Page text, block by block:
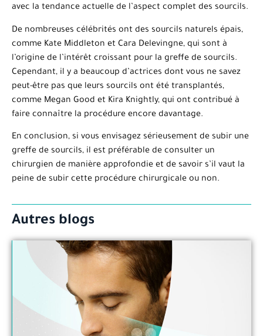
avec la tendance actuelle de l’aspect complet des sourcils.
De nombreuses célébrités ont des sourcils naturels épais,
comme Kate Middleton et Cara Delevingne, qui sont à
l’origine de l’intérêt croissant pour la greffe de sourcils.
Cependant, il y a beaucoup d’actrices dont vous ne savez
peut-être pas que leurs sourcils ont été transplantés,
comme Megan Good et Kira Knightly, qui ont contribué à
faire connaître la procédure encore davantage.
En conclusion, si vous envisagez sérieusement de subir une
greffe de sourcils, il est préférable de consulter un
chirurgien de manière approfondie et de savoir s’il vaut la
peine de subir cette procédure chirurgicale ou non.
Autres blogs